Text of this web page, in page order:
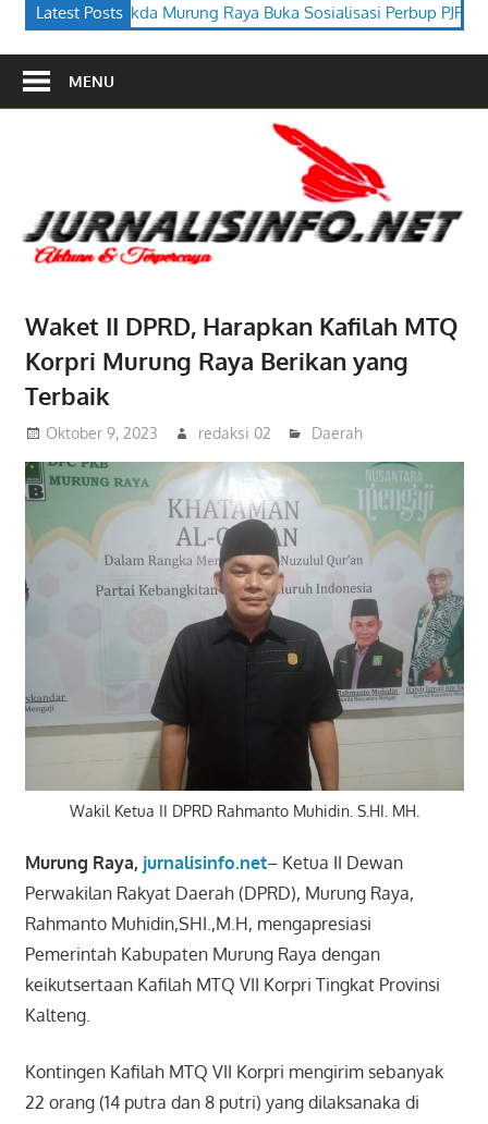
Latest Posts
Raya Buka Sosialisasi Perbup PJPK 2026–2030 Festival
MENU
Waket II DPRD, Harapkan Kafilah MTQ
Korpri Murung Raya Berikan yang
Terbaik
Oktober 9, 2023 redaksi 02 Daerah
Wakil Ketua II DPRD Rahmanto Muhidin. S.HI. MH.
Murung Raya, jurnalisinfo.net– Ketua II Dewan
Perwakilan Rakyat Daerah (DPRD), Murung Raya,
Rahmanto Muhidin,SHI.,M.H, mengapresiasi
Pemerintah Kabupaten Murung Raya dengan
keikutsertaan Kafilah MTQ VII Korpri Tingkat Provinsi
Kalteng.
Kontingen Kafilah MTQ VII Korpri mengirim sebanyak
22 orang (14 putra dan 8 putri) yang dilaksanaka di